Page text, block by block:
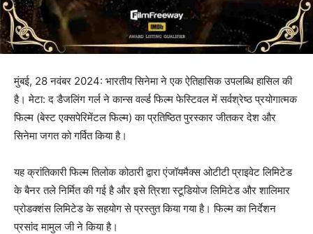
मुंबई, 28 नवंबर 2024: भारतीय सिनेमा ने एक ऐतिहासिक उपलब्धि हासिल की
है। मेटा: द डैजलिंग गर्ल ने कान्स वर्ल्ड फिल्म फेस्टिवल में सर्वश्रेष्ठ प्रयोगात्मक
फिल्म (बेस्ट एक्सपेरिमेंटल फिल्म) का प्रतिष्ठित पुरस्कार जीतकर देश और
सिनेमा जगत को गर्वित किया है।
यह क्रांतिकारी फिल्म तिलोक कोठारी द्वारा एंजॉयमैक्स ओटीटी प्राइवेट लिमिटेड
के बैनर तले निर्मित की गई है और इसे त्रिशा स्टूडियोज लिमिटेड और शालिमार
प्रोडक्शंस लिमिटेड के सहयोग से प्रस्तुत किया गया है। फिल्म का निर्देशन
प्रसांद मामुल जी ने किया है।